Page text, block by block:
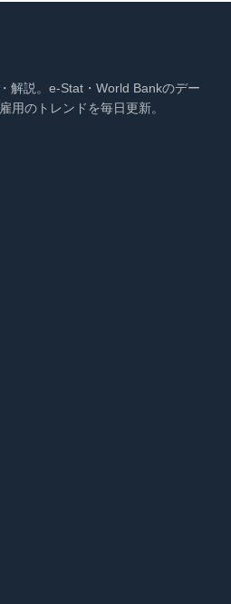
解説。e-Stat・World Bankのデー
用のトレンドを毎日更新。